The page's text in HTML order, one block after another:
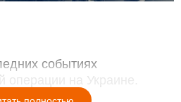
событиях
операции на Украине.